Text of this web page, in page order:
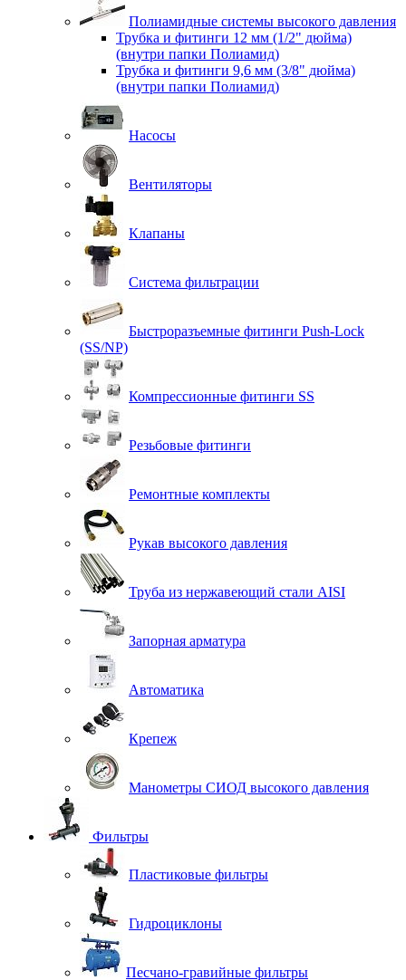
Полиамидные системы высокого давления
Трубка и фитинги 12 мм (1/2" дюйма)
(внутри папки Полиамид)
Трубка и фитинги 9,6 мм (3/8" дюйма)
(внутри папки Полиамид)
Насосы
Вентиляторы
Клапаны
Система фильтрации
Быстроразъемные фитинги Push-Lock
(SS/NP)
Компрессионные фитинги SS
Резьбовые фитинги
Ремонтные комплекты
Рукав высокого давления
Труба из нержавеющий стали AISI
Запорная арматура
Автоматика
Крепеж
Манометры СИОД высокого давления
Фильтры
Пластиковые фильтры
Гидроциклоны
Песчано-гравийные фильтры